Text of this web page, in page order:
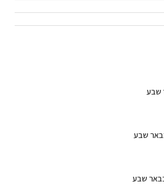
שבע
בבאר שבע
שבע